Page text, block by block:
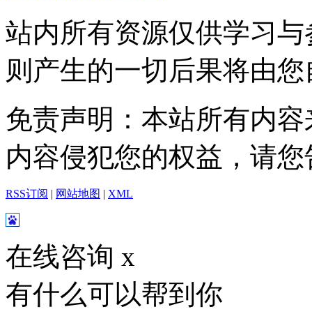
站内所有资源仅供学习
则产生的一切后果将由
免责声明：本站所有内
内容侵犯您的权益，请
RSS订阅 | 网站地图 | XML
在线咨询 x
有什么可以帮到你